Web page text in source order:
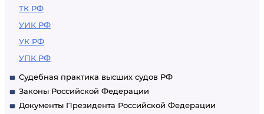
ТК РФ
УИК РФ
УК РФ
УПК РФ
Судебная практика высших судов РФ
Законы Российской Федерации
Документы Президента Российской Федерации